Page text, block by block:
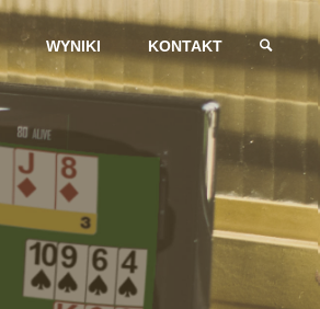
WYNIKI KONTAKT
SZUKAJ